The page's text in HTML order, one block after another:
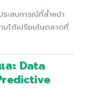
ระสบการณ์ที่ล้ำหน้า
มได้เปรียบในตลาดที่
ะ Data